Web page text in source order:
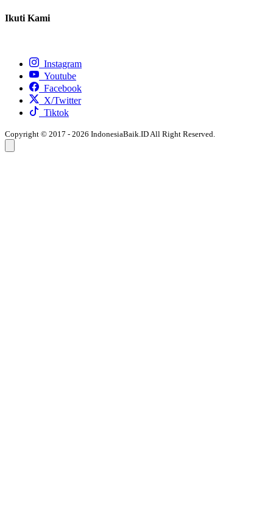
Ikuti Kami
Instagram
Youtube
Facebook
X/Twitter
Tiktok
Copyright © 2017 - 2026 IndonesiaBaik.ID All Right Reserved.